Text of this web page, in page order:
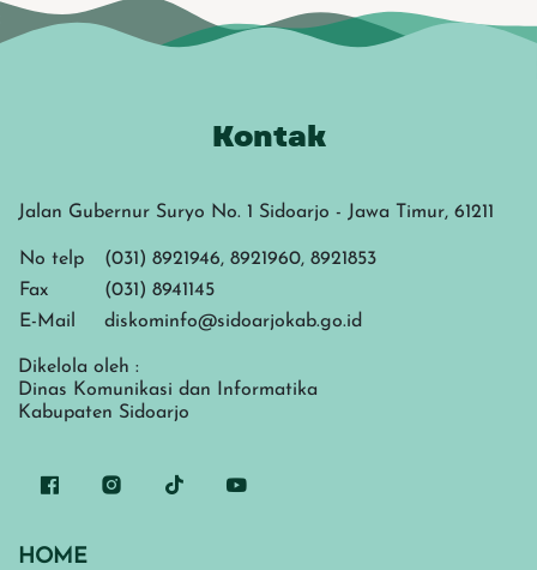
Kontak
Jalan Gubernur Suryo No. 1 Sidoarjo - Jawa Timur, 61211
No telp
(031) 8921946, 8921960, 8921853
Fax
(031) 8941145
E-Mail
diskominfo@sidoarjokab.go.id
Dikelola oleh :
Dinas Komunikasi dan Informatika
Kabupaten Sidoarjo
HOME